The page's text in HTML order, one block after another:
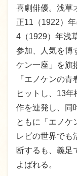
喜劇俳優。浅草
正11（1922）
4（1929）年浅
参加、人気を博
ケン一座」を旗
『エノケンの
ヒットし、13年
作を連発し、同
ともに「エノケ
レビの世界でも
断するも、義足
よばれる。